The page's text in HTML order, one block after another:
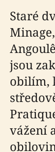
Staré
jsou
obilím,
vážení